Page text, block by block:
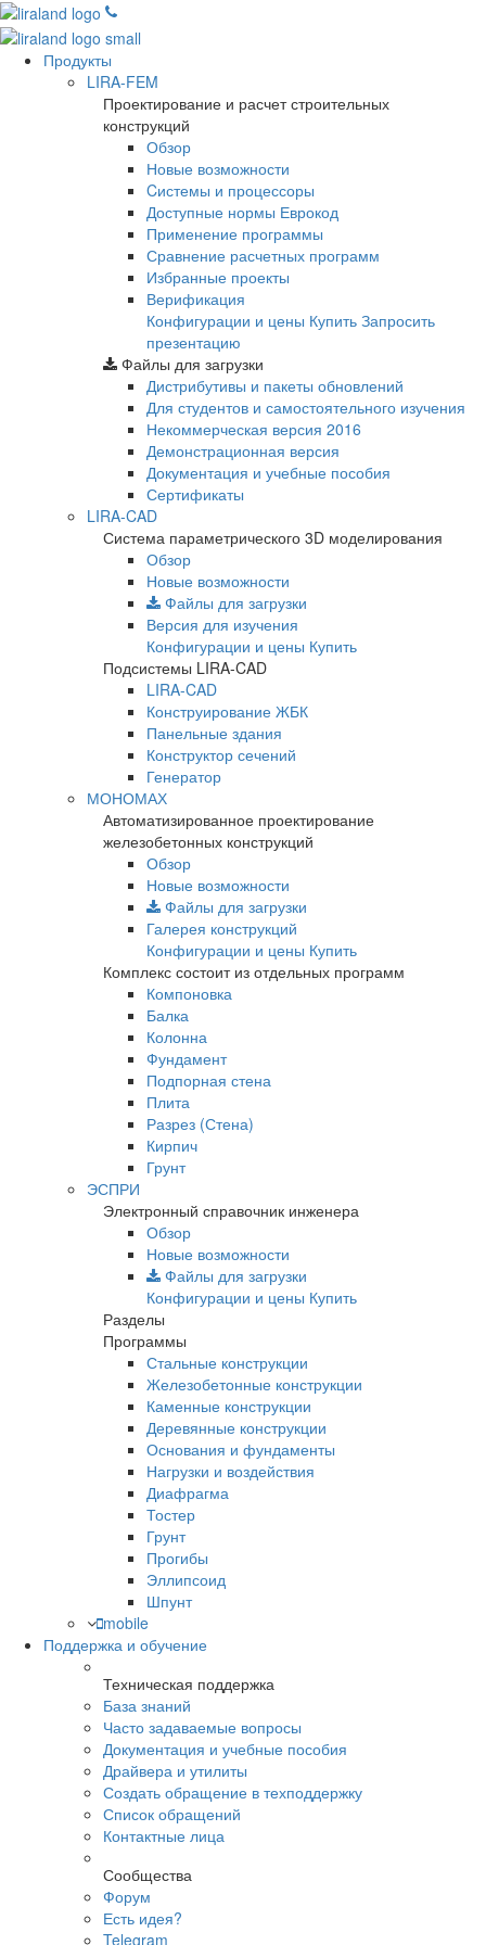
Продукты
LIRA-FEM
Проектирование и расчет строительных
конструкций
Обзор
Новые возможности
Cистемы и процессоры
Доступные нормы Еврокод
Применение программы
Сравнение расчетных программ
Избранные проекты
Верификация
Конфигурации и цены Купить Запросить
презентацию
Файлы для загрузки
Дистрибутивы и пакеты обновлений
Для студентов и самостоятельного изучения
Некоммерческая версия 2016
Демонстрационная версия
Документация и учебные пособия
Сертификаты
LIRA-CAD
Система параметрического 3D моделирования
Обзор
Новые возможности
Файлы для загрузки
Версия для изучения
Конфигурации и цены Купить
Подсистемы LIRA-CAD
LIRA-CAD
Конструирование ЖБК
Панельные здания
Конструктор сечений
Генератор
МОНОМАХ
Автоматизированное проектирование
железобетонных конструкций
Обзор
Новые возможности
Файлы для загрузки
Галерея конструкций
Конфигурации и цены Купить
Комплекс состоит из отдельных программ
Компоновка
Балка
Колонна
Фундамент
Подпорная стена
Плита
Разрез (Стена)
Кирпич
Грунт
ЭСПРИ
Электронный справочник инженера
Обзор
Новые возможности
Файлы для загрузки
Конфигурации и цены Купить
Разделы
Программы
Стальные конструкции
Железобетонные конструкции
Каменные конструкции
Деревянные конструкции
Основания и фундаменты
Нагрузки и воздействия
Диафрагма
Тостер
Грунт
Прогибы
Эллипсоид
Шпунт
mobile
Поддержка и обучение
Техническая поддержка
База знаний
Часто задаваемые вопросы
Документация и учебные пособия
Драйвера и утилиты
Создать обращение в техподдержку
Список обращений
Контактные лица
Сообщества
Форум
Есть идея?
Telegram